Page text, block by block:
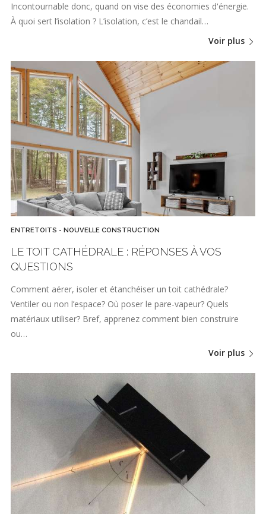
Incontournable donc, quand on vise des économies d'énergie.
À quoi sert l’isolation ? L’isolation, c’est le chandail…
Voir plus
ENTRETOITS - NOUVELLE CONSTRUCTION
LE TOIT CATHÉDRALE : RÉPONSES À VOS
QUESTIONS
Comment aérer, isoler et étanchéiser un toit cathédrale?
Ventiler ou non l’espace? Où poser le pare-vapeur? Quels
matériaux utiliser? Bref, apprenez comment bien construire
ou…
Voir plus